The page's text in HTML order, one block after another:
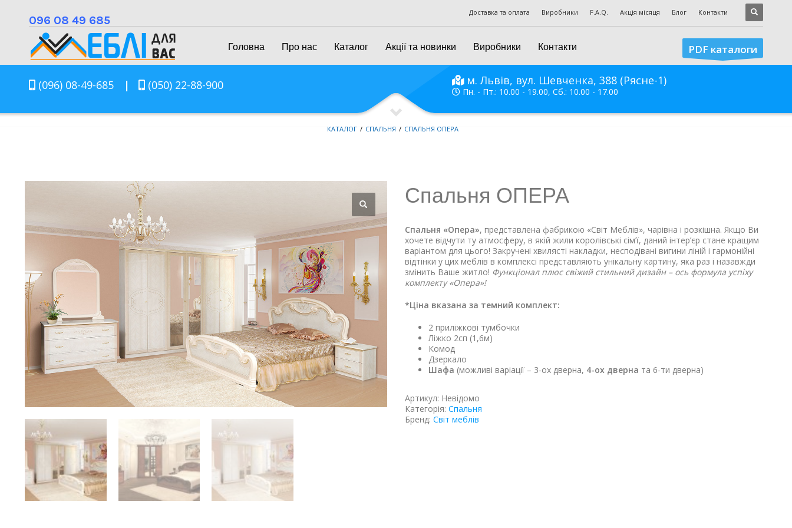
096 08 49 685
Доставка та оплата Виробники F.A.Q. Акція місяця Блог Контакти
Головна Про нас Каталог Акції та новинки Виробники Контакти PDF каталоги
(096) 08-49-685 | (050) 22-88-900 м. Львів, вул. Шевченка, 388 (Рясне-1)
Пн. - Пт.: 10.00 - 19.00, Сб.: 10.00 - 17.00
КАТАЛОГ СПАЛЬНЯ СПАЛЬНЯ ОПЕРА
Спальня ОПЕРА
Спальня «Опера», представлена фабрикою «Світ Меблів», чарівна і розкішна. Якщо Ви
хочете відчути ту атмосферу, в якій жили королівські сім’ї, даний інтер’єр стане кращим
варіантом для цього! Закручені хвилясті накладки, несподівані вигини ліній і гармонійні
відтінки у цих меблів в комплексі представляють унікальну картину, яка раз і назавжди
змінить Ваше житло! Функціонал плюс свіжий стильний дизайн – ось формула успіху
комплекту «Опера»!
*Ціна вказана за темний комплект:
2 приліжкові тумбочки
Ліжко 2сп (1,6м)
Комод
Дзеркало
Шафа (можливі варіації – 3-ох дверна, 4-ох дверна та 6-ти дверна)
Артикул: Невідомо
Категорія: Спальня
Бренд: Світ меблів